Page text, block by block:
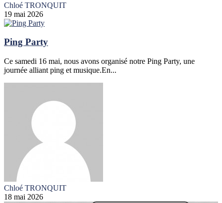
Chloé TRONQUIT
19 mai 2026
Ping Party
Ce samedi 16 mai, nous avons organisé notre Ping Party, une
journée alliant ping et musique.En...
Chloé TRONQUIT
18 mai 2026